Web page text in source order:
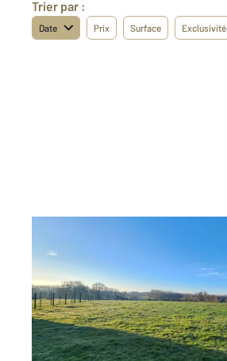
Trier par :
Date Prix Surface Exclusivité
1000 m
Ref : 3504
Terrain à vendre
40 000 €